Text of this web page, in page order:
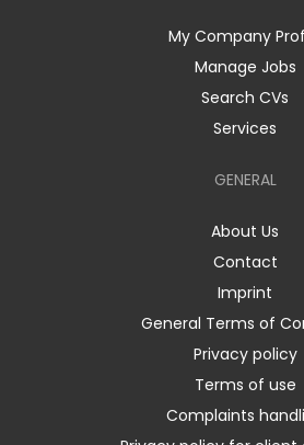
My Company
Manage Jobs
Search CVs
Services
GENERAL
About Us
Contact
Imprint
General Terms of
Privacy policy
Terms of use
Complaints